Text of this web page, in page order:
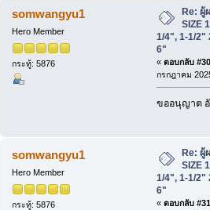
1/4", 1-1/2" 2", 2-1/2 3",4",5", 6" (อ่าน
somwangyu1
Hero Member
กระทู้: 5876
Re: ผู้
SIZE
1/4", 1-1/2"
6"
« ตอบกลับ
กรกฎาคม
ขออนุญาต
somwangyu1
Hero Member
กระทู้: 5876
Re: ผู้
SIZE
1/4", 1-1/2"
6"
« ตอบกลับ